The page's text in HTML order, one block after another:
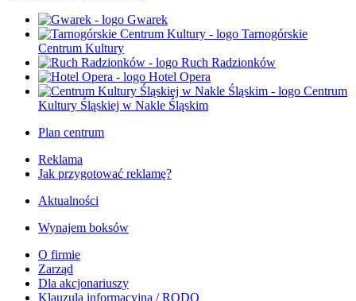
Gwarek
Tarnogórskie
Centrum Kultury
Ruch Radzionków
Hotel Opera
Centrum
Kultury Śląskiej w Nakle Śląskim
Plan centrum
Reklama
Jak przygotować reklamę?
Aktualności
Wynajem boksów
O firmie
Zarząd
Dla akcjonariuszy
Klauzula informacyjna / RODO